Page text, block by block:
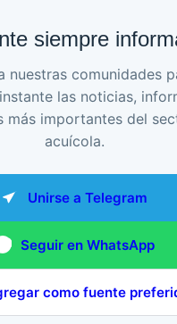
siempre
nuestras comunidades
las noticias,
más importantes del
acuícola.
Unirse a Telegram
Seguir en WhatsApp
como fuente